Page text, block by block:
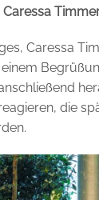
Caressa
die